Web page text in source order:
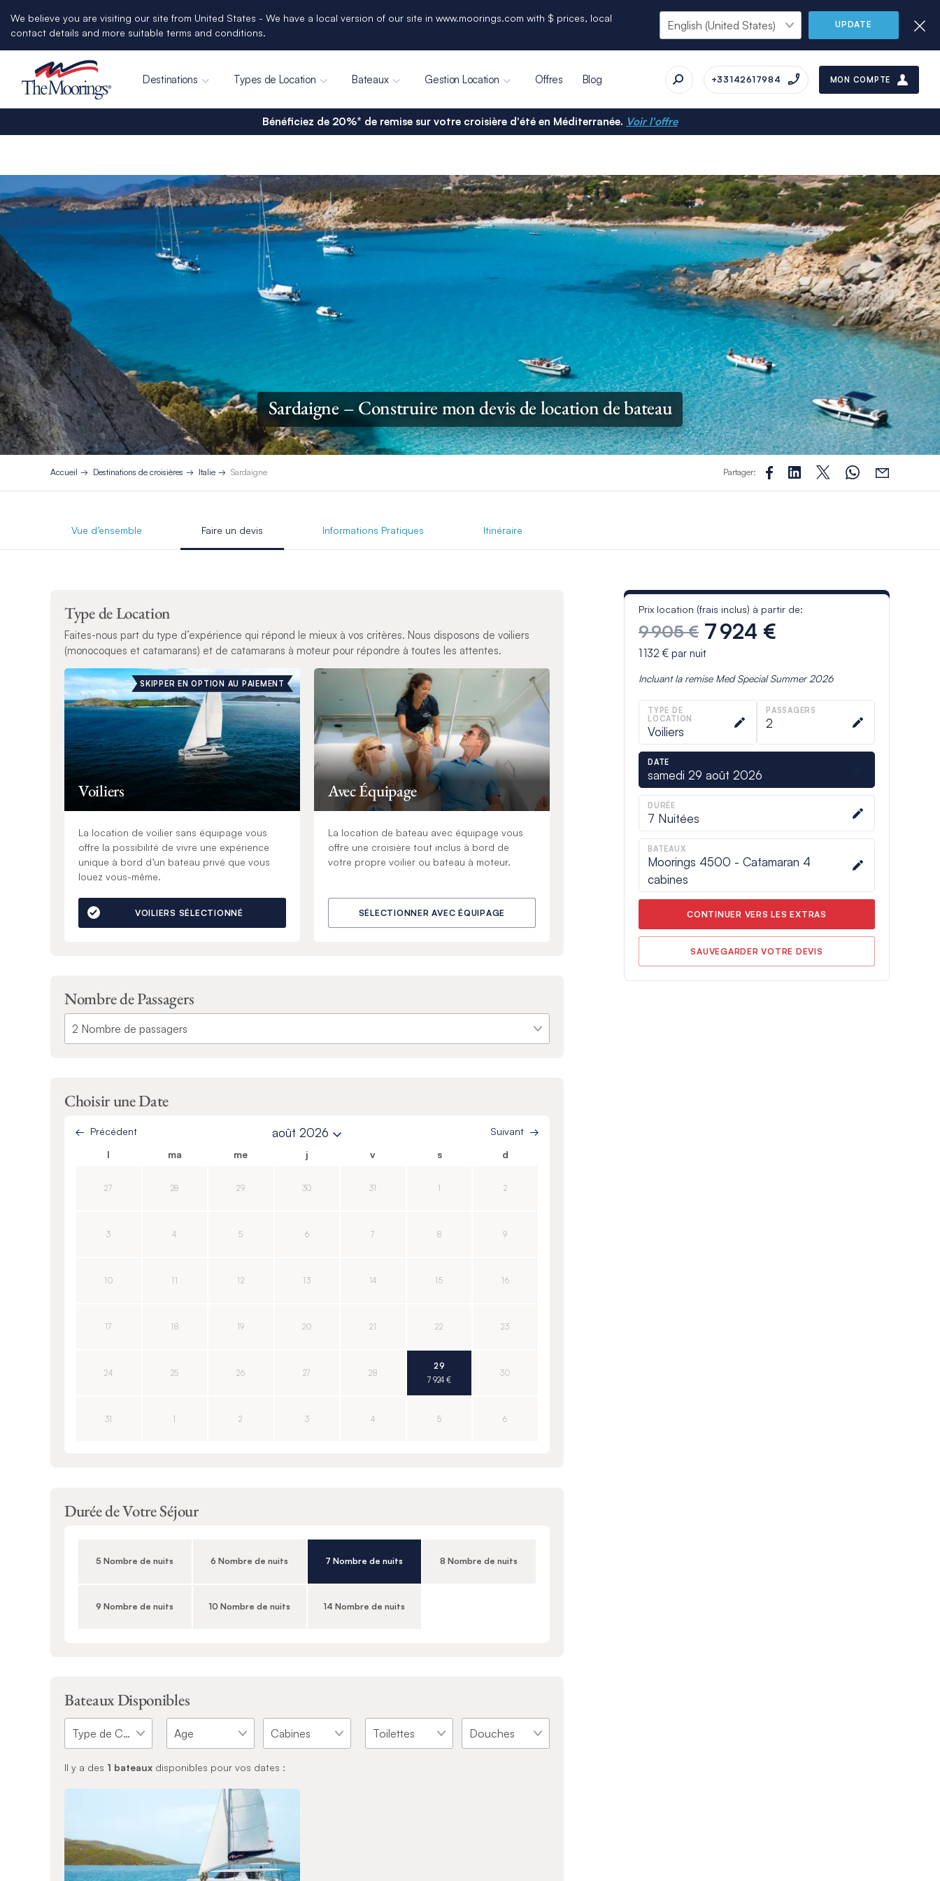
We believe you are visiting our site from United States - We have a local version of our site in www.moorings.com with $ prices, local
contact details and more suitable terms and conditions.
UPDATE
Destinations Types de Location Bateaux Gestion Location Offres Blog +33142617984 MON COMPTE
Bénéficiez de 20%* de remise sur votre croisière d'été en Méditerranée. Voir l'offre
Sardaigne – Construire mon devis de location de bateau
Accueil Destinations de croisières Italie Sardaigne Partager:
Vue d’ensemble Faire un devis Informations Pratiques Itinéraire
Type de Location
Faites-nous part du type d’expérience qui répond le mieux à vos critères. Nous disposons de voiliers
(monocoques et catamarans) et de catamarans à moteur pour répondre à toutes les attentes.
SKIPPER EN OPTION AU PAIEMENT
Voiliers
La location de voilier sans équipage vous
offre la possibilité de vivre une expérience
unique à bord d’un bateau privé que vous
louez vous-même.
VOILIERS SÉLECTIONNÉ
Avec Équipage
La location de bateau avec équipage vous
offre une croisière tout inclus à bord de
votre propre voilier ou bateau à moteur.
SÉLECTIONNER AVEC ÉQUIPAGE
Nombre de Passagers
Choisir une Date
Précédent août 2026
Suivant
l
ma me j v s d
27 28 29 30 31 1 2
3 4 5 6 7 8 9
10 11 12 13 14 15 16
17 18 19 20 21 22 23
24 25 26 27 28
29
7 924 €
30
31 1 2 3 4 5 6
Durée de Votre Séjour
5 Nombre de nuits 6 Nombre de nuits 7 Nombre de nuits 8 Nombre de nuits
9 Nombre de nuits 10 Nombre de nuits 14 Nombre de nuits
Bateaux Disponibles
Il y a des 1 bateaux disponibles pour vos dates :
Prix location (frais inclus) à partir de:
9 905 € 7 924 €
1 132 € par nuit
Incluant la remise Med Special Summer 2026
TYPE DE
LOCATION
Voiliers
PASSAGERS
2
DATE
samedi 29 août 2026
DURÉE
7 Nuitées
BATEAUX
Moorings 4500 - Catamaran 4
cabines
CONTINUER VERS LES EXTRAS
SAUVEGARDER VOTRE DEVIS